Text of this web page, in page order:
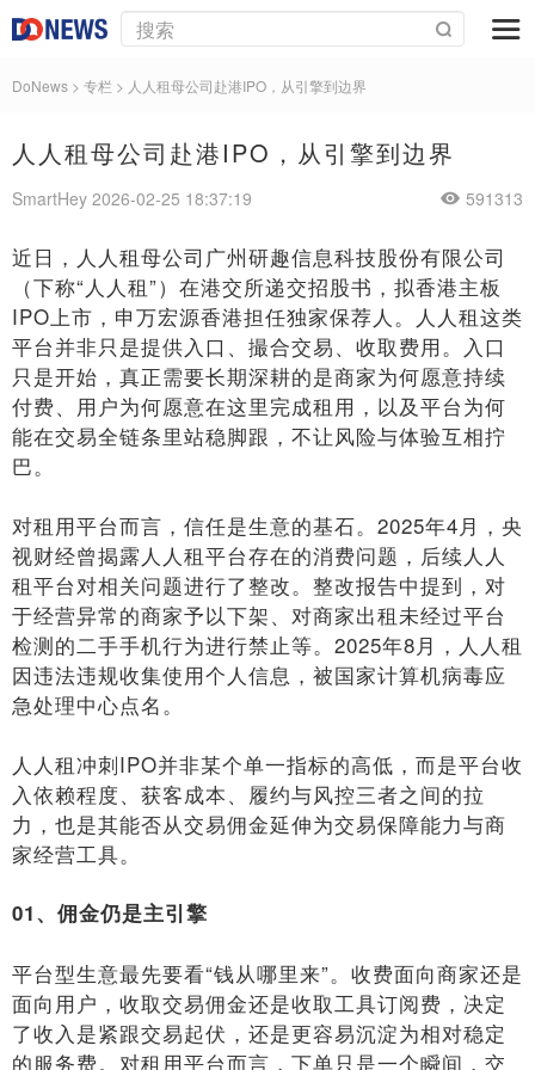
DoNews > 专栏 > 人人租母公司赴港IPO，从引擎到边界
人人租母公司赴港IPO，从引擎到边界
SmartHey 2026-02-25 18:37:19 591313
近日，人人租母公司广州研趣信息科技股份有限公司
（下称“人人租”）在港交所递交招股书，拟香港主板
IPO上市，申万宏源香港担任独家保荐人。人人租这类
平台并非只是提供入口、撮合交易、收取费用。入口
只是开始，真正需要长期深耕的是商家为何愿意持续
付费、用户为何愿意在这里完成租用，以及平台为何
能在交易全链条里站稳脚跟，不让风险与体验互相拧
巴。
对租用平台而言，信任是生意的基石。2025年4月，央
视财经曾揭露人人租平台存在的消费问题，后续人人
租平台对相关问题进行了整改。整改报告中提到，对
于经营异常的商家予以下架、对商家出租未经过平台
检测的二手手机行为进行禁止等。2025年8月，人人租
因违法违规收集使用个人信息，被国家计算机病毒应
急处理中心点名。
人人租冲刺IPO并非某个单一指标的高低，而是平台收
入依赖程度、获客成本、履约与风控三者之间的拉
力，也是其能否从交易佣金延伸为交易保障能力与商
家经营工具。
01、佣金仍是主引擎
平台型生意最先要看“钱从哪里来”。收费面向商家还是
面向用户，收取交易佣金还是收取工具订阅费，决定
了收入是紧跟交易起伏，还是更容易沉淀为相对稳定
的服务费。对租用平台而言，下单只是一个瞬间，交